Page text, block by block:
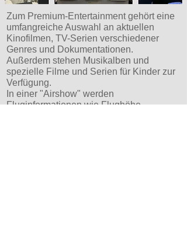
Zum Premium-Entertainment gehört eine
umfangreiche Auswahl an aktuellen
Kinofilmen, TV-Serien verschiedener
Genres und Dokumentationen.
Außerdem stehen Musikalben und
spezielle Filme und Serien für Kinder zur
Verfügung.
In einer "Airshow" werden
Fluginformationen wie Flughöhe,